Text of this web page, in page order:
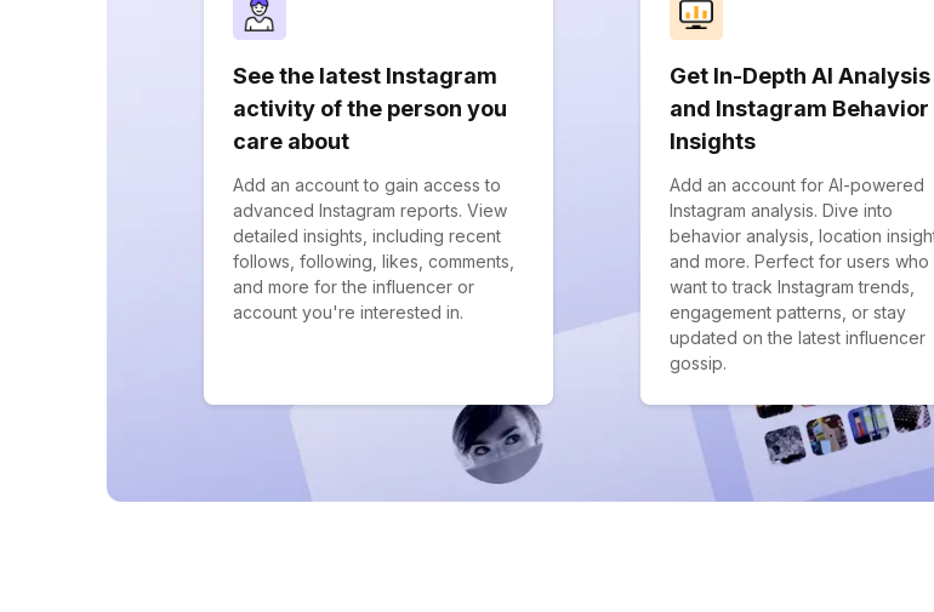
See the latest Instagram
activity of the person you
care about
Add an account to gain access to
advanced Instagram reports. View
detailed insights, including recent
follows, following, likes, comments,
and more for the influencer or
account you're interested in.
Get In-Depth AI Analysis
and Instagram Behavior
Insights
Add an account for AI-powered
Instagram analysis. Dive into
behavior analysis, location
and more. Perfect for users who
want to track Instagram trends,
engagement patterns, or stay
updated on the latest influencer
gossip.